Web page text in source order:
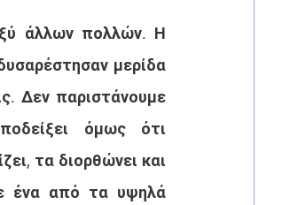
άλλων πολλών. Η
μερίδα
Δεν παριστάνουμε
όμως ότι
τα διορθώνει και
ένα από τα υψηλά